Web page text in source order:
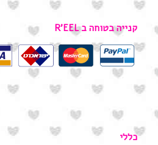
קנייה בטוחה ב R’EEL
כללי